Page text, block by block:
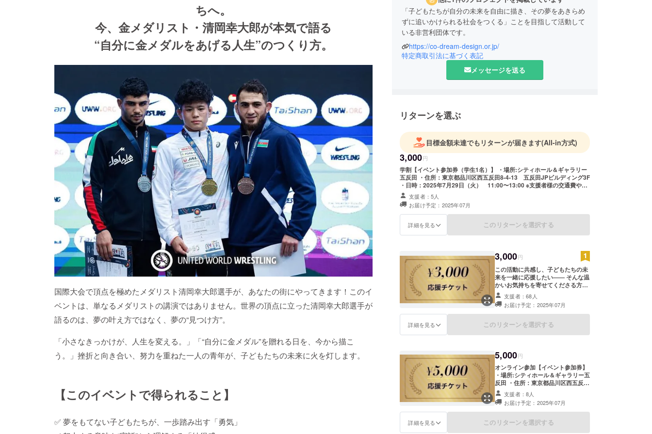
ちへ。
今、金メダリスト・清岡幸大郎が本気で語る
“自分に金メダルをあげる人生”のつくり方。
国際大会で頂点を極めたメダリスト清岡幸大郎選手が、あなたの街にやってきます！このイ
ベントは、単なるメダリストの講演ではありません。世界の頂点に立った清岡幸大郎選手が
語るのは、夢の叶え方ではなく、夢の“見つけ方”。
「小さなきっかけが、人生を変える。」「“自分に金メダル”を贈れる日を、今から描こ
う。」挫折と向き合い、努力を重ねた一人の青年が、子どもたちの未来に火を灯します。
【このイベントで得られること】
✅ 夢をもてない子どもたちが、一歩踏み出す「勇気」
「子どもたちが自分の未来を自由に描き、その夢をあきらめ
ずに追いかけられる社会をつくる」ことを目指して活動して
いる非営利団体です。
私たちこどもドリームデザインの願いは、「すべての子ども
が、自分の人生に希望を持ち、夢を描き、挑戦し続けられる
社会」を実現することです。
「自分には価値がある」と心から信じられる経験が必要だと
https://co-dream-design.or.jp/
特定商取引法に基づく表記
メッセージを送る
リターンを選ぶ
目標金額未達でもリターンが届きます(All-in方式)
3,000円
学割【イベント参加券（学生1名）】 ・場所:シティホール＆ギャラリー
五反田 ・住所：東京都品川区西五反田8-4-13 五反田JPビルディング3F
・日時：2025年7月29日（火） 11:00〜13:00 ※支援者様の交通費や滞
在費は各自でご負担ください。 ※万が一当日キャンセルされた場合もご
返金できません。 ※小学生〜大学生が対象です。
支援者：5人
お届け予定：2025年07月
詳細を見る このリターンを選択する
3,000円
この活動に共感し、子どもたちの未
来を一緒に応援したい―― そんな温
かいお気持ちを寄せてくださる方
に、心からの感謝を込めて、お礼の
メールをお送りします。 リターンの
品物などはありませんが、いただい
たご支援はすべて、子どもたちの夢
を支える活動に大切に活用させてい
支援者：68人
お届け予定：2025年07月
詳細を見る このリターンを選択する
5,000円
オンライン参加【イベント参加券】
・場所:シティホール＆ギャラリー五
反田 ・住所：東京都品川区西五反田
8-4-13 五反田JPビルディング
3F ※オンライン配信の詳細は、後
日メールにてお伝えいたします。 ※
ネット環境、通信環境は支援者様に
てご用意ください。 ※万が一当日
支援者：8人
お届け予定：2025年07月
詳細を見る このリターンを選択する